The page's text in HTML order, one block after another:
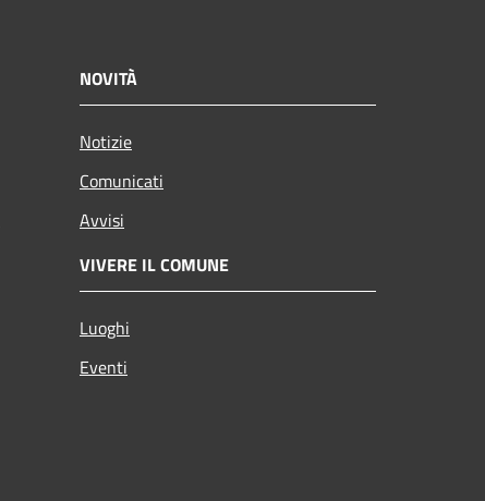
NOVITÀ
Notizie
Comunicati
Avvisi
VIVERE IL COMUNE
Luoghi
Eventi